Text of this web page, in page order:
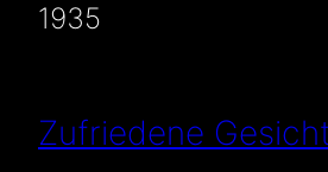
1935
Zufriedene